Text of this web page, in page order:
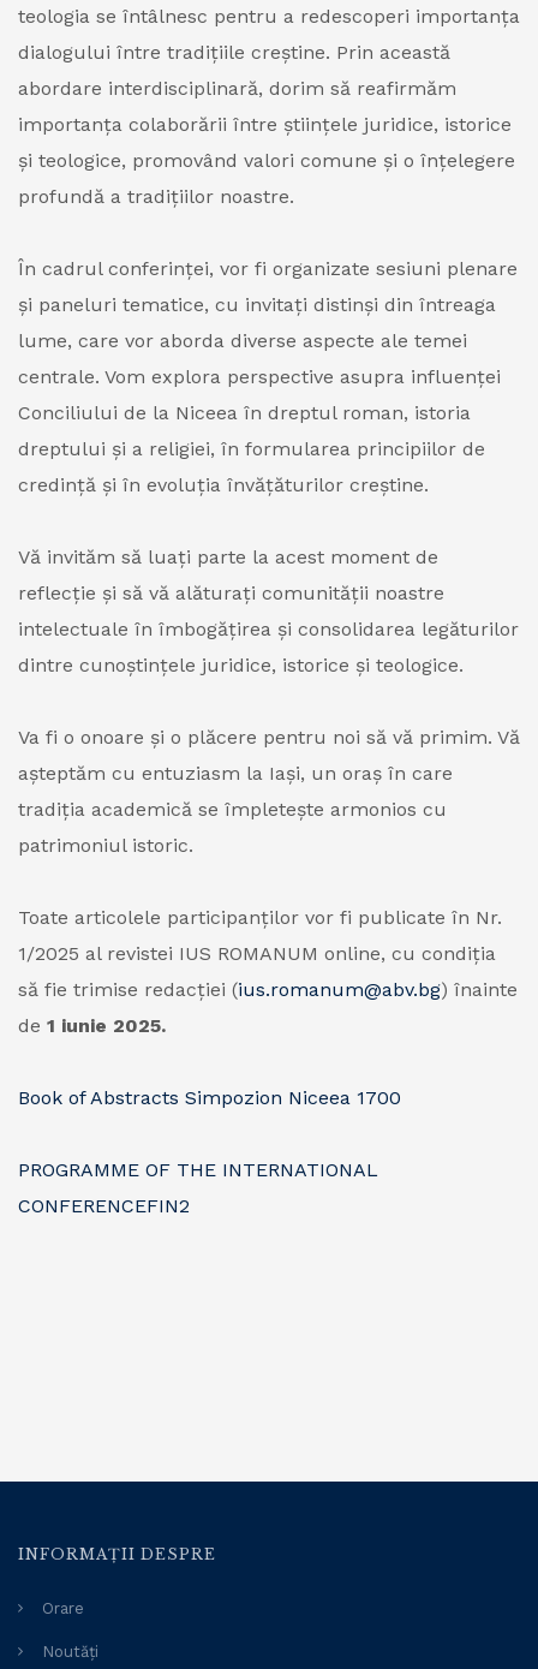
teologia se întâlnesc pentru a redescoperi importanța
dialogului între tradițiile creștine. Prin această
abordare interdisciplinară, dorim să reafirmăm
importanța colaborării între științele juridice, istorice
și teologice, promovând valori comune și o înțelegere
profundă a tradițiilor noastre.
În cadrul conferinței, vor fi organizate sesiuni plenare
și paneluri tematice, cu invitați distinși din întreaga
lume, care vor aborda diverse aspecte ale temei
centrale. Vom explora perspective asupra influenței
Conciliului de la Niceea în dreptul roman, istoria
dreptului și a religiei, în formularea principiilor de
credință și în evoluția învățăturilor creștine.
Vă invităm să luați parte la acest moment de
reflecție și să vă alăturați comunității noastre
intelectuale în îmbogățirea și consolidarea legăturilor
dintre cunoștințele juridice, istorice și teologice.
Va fi o onoare și o plăcere pentru noi să vă primim. Vă
așteptăm cu entuziasm la Iași, un oraș în care
tradiția academică se împletește armonios cu
patrimoniul istoric.
Toate articolele participanților vor fi publicate în Nr.
1/2025 al revistei IUS ROMANUM online, cu condiția
să fie trimise redacției (ius.romanum@abv.bg) înainte
de 1 iunie 2025.
Book of Abstracts Simpozion Niceea 1700
PROGRAMME OF THE INTERNATIONAL
CONFERENCEFIN2
INFORMAȚII DESPRE
Orare
Noutăți